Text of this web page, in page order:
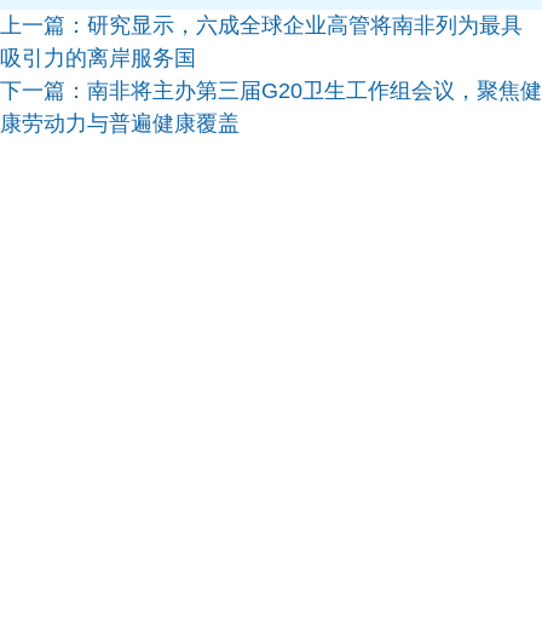
上一篇： 研究显示，六成全球企业高管将南非列为最具
吸引力的离岸服务国
下一篇： 南非将主办第三届G20卫生工作组会议，聚焦健
康劳动力与普遍健康覆盖